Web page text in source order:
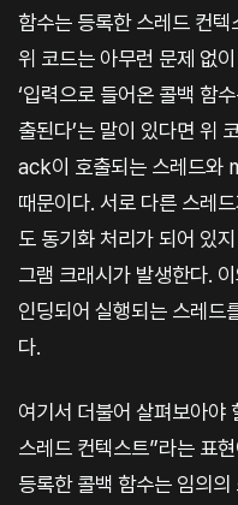
함수는 등록한 스레드 컨텍
위 코드는 아무런 문제 없
‘입력으로 들어온 콜백 함
출된다’는 말이 있다면 위
ack이 호출되는 스레드와
때문이다. 서로 다른 스레
도 동기화 처리가 되어 있
그램 크래시가 발생한다.
인딩되어 실행되는 스레드
다.
여기서 더불어 살펴보아야
스레드 컨텍스트”라는 표
등록한 콜백 함수는 임의